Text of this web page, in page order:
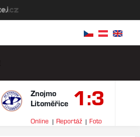
Znojmo
Litoměřice 1:3
Online Reportáž Foto